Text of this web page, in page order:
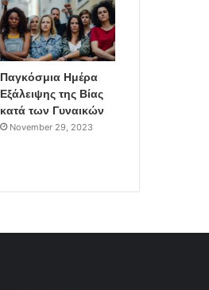
Παγκόσμια Ημέρα
Εξάλειψης της Βίας
κατά των Γυναικών
November 29, 2023